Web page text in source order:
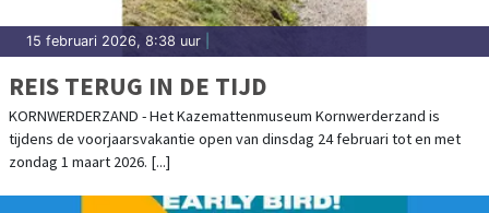
15 februari 2026, 8:38 uur
REIS TERUG IN DE TIJD
KORNWERDERZAND - Het Kazemattenmuseum Kornwerderzand is
tijdens de voorjaarsvakantie open van dinsdag 24 februari tot en met
zondag 1 maart 2026. [...]